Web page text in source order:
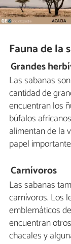
Fauna de la
Grandes
Las sabanas
cantidad de
encuentran los
búfalos
alimentan de la
papel
Carnívoros
Las sabanas
carnívoros. Los
emblemáticos
encuentran
chacales y